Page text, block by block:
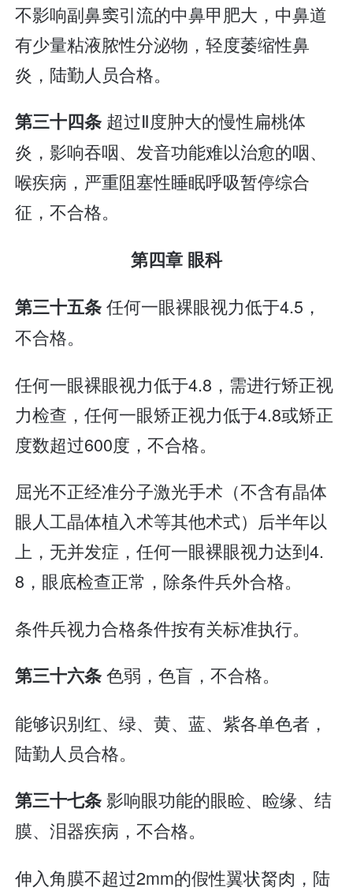
不影响副鼻窦引流的中鼻甲肥大，中鼻道
有少量粘液脓性分泌物，轻度萎缩性鼻
炎，陆勤人员合格。
第三十四条 超过Ⅱ度肿大的慢性扁桃体
炎，影响吞咽、发音功能难以治愈的咽、
喉疾病，严重阻塞性睡眠呼吸暂停综合
征，不合格。
第四章 眼科
第三十五条任何一眼裸眼视力低于4.5，
不合格。
任何一眼裸眼视力低于4.8，需进行矫正视
力检查，任何一眼矫正视力低于4.8或矫正
度数超过600度，不合格。
屈光不正经准分子激光手术（不含有晶体
眼人工晶体植入术等其他术式）后半年以
上，无并发症，任何一眼裸眼视力达到4.
8，眼底检查正常，除条件兵外合格。
条件兵视力合格条件按有关标准执行。
第三十六条色弱，色盲，不合格。
能够识别红、绿、黄、蓝、紫各单色者，
陆勤人员合格。
第三十七条影响眼功能的眼睑、睑缘、结
膜、泪器疾病，不合格。
伸入角膜不超过2mm的假性翼状胬肉，陆